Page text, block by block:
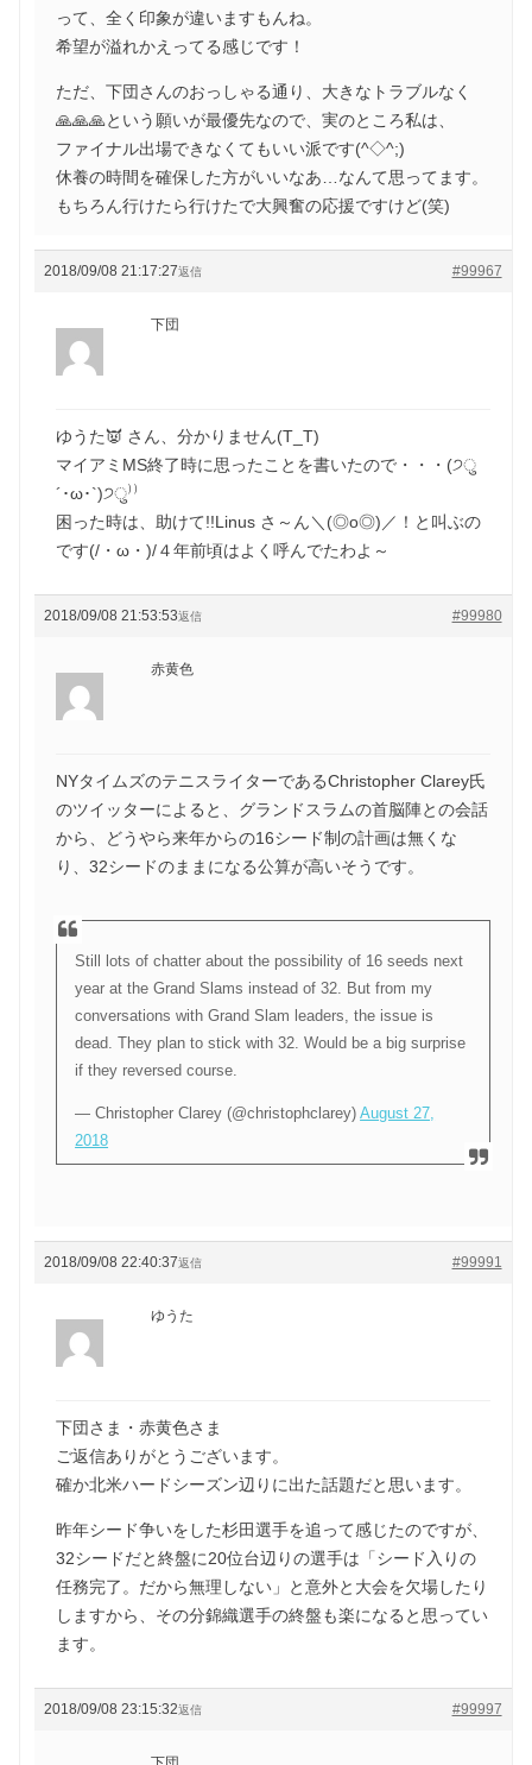
って、全く印象が違いますもんね。
希望が溢れかえってる感じです！
ただ、下団さんのおっしゃる通り、大きなトラブルなく
🙏🙏🙏という願いが最優先なので、実のところ私は、
ファイナル出場できなくてもいい派です(^◇^;)
休養の時間を確保した方がいいなあ…なんて思ってます。
もちろん行けたら行けたで大興奮の応援ですけど(笑)
2018/09/08 21:17:27 #99967
返信
下団
ゆうた👿 さん、分かりません(T_T)
マイアミMS終了時に思ったことを書いたので・・・(੭ु
´･ω･`)੭ु⁾⁾
困った時は、助けて!!Linus さ～ん＼(◎o◎)／！と叫ぶの
です(/・ω・)/４年前頃はよく呼んでたわよ～
2018/09/08 21:53:53 #99980
返信
赤黄色
NYタイムズのテニスライターであるChristopher Clarey氏
のツイッターによると、グランドスラムの首脳陣との会話
から、どうやら来年からの16シード制の計画は無くな
り、32シードのままになる公算が高いそうです。
Still lots of chatter about the possibility of 16 seeds next
year at the Grand Slams instead of 32. But from my
conversations with Grand Slam leaders, the issue is
dead. They plan to stick with 32. Would be a big surprise
if they reversed course.
— Christopher Clarey (@christophclarey)August 27,
2018
2018/09/08 22:40:37 #99991
返信
ゆうた
下団さま・赤黄色さま
ご返信ありがとうございます。
確か北米ハードシーズン辺りに出た話題だと思います。
昨年シード争いをした杉田選手を追って感じたのですが、
32シードだと終盤に20位台辺りの選手は「シード入りの
任務完了。だから無理しない」と意外と大会を欠場したり
しますから、その分錦織選手の終盤も楽になると思ってい
ます。
2018/09/08 23:15:32 #99997
返信